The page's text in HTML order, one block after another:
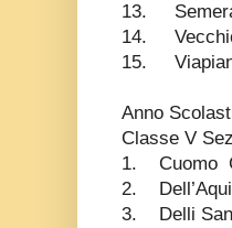
13.
14.
15.
Anno
Classe V
1. Cuomo
2.
3. Delli